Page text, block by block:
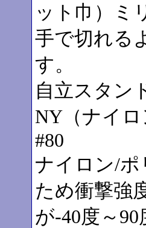
ット巾）ミ
手で切れる
す。
自立スタン
NY（ナイロ
#80
ナイロン/
ため衝撃強
が-40度～